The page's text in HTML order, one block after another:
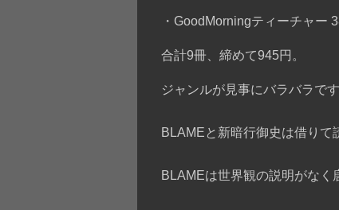
・GoodMorningティーチャー
合計9冊、締めて945円。
ジャンルが見事にバラバラで
BLAMEと新暗行御史は借りて
BLAMEは世界観の説明がなく